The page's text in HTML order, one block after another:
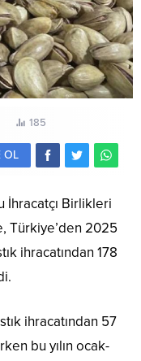
185
OL
İhracatçı Birlikleri
Türkiye’den 2025
ihracatından 178
ihracatından 57
bu yılın ocak-